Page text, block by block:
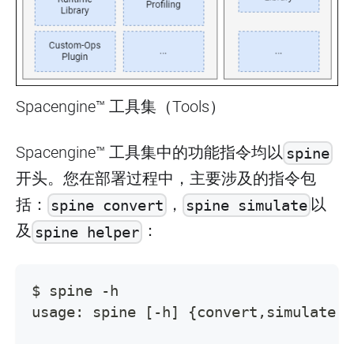
Spacengine™ 工具集（Tools）
Spacengine™ 工具集中的功能指令均以 spine
开头。您在部署过程中，主要涉及的指令包
括：
spine convert ， spine simulate 以
及 spine helper ：
$ spine -h
usage: spine [-h]